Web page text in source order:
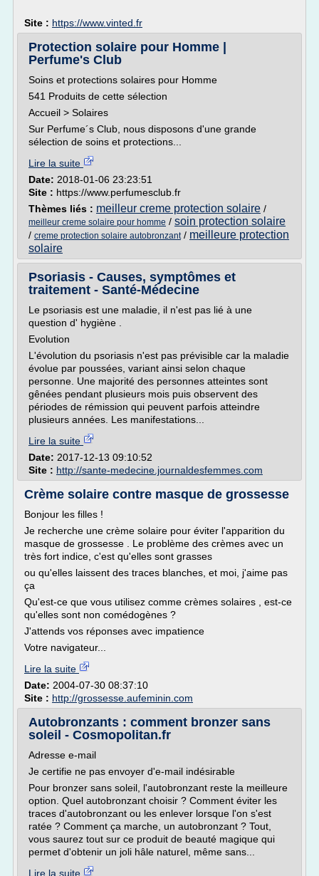
Site : https://www.vinted.fr
Protection solaire pour Homme |
Perfume's Club
Soins et protections solaires pour Homme
541 Produits de cette sélection
Accueil > Solaires
Sur Perfume´s Club, nous disposons d'une grande
sélection de soins et protections...
Lire la suite
Date: 2018-01-06 23:23:51
Site : https://www.perfumesclub.fr
Thèmes liés : meilleur creme protection solaire /
meilleur creme solaire pour homme / soin protection solaire
/ creme protection solaire autobronzant/ meilleure protection
solaire
Psoriasis - Causes, symptômes et
traitement - Santé-Médecine
Le psoriasis est une maladie, il n'est pas lié à une
question d' hygiène .
Evolution
L'évolution du psoriasis n'est pas prévisible car la maladie
évolue par poussées, variant ainsi selon chaque
personne. Une majorité des personnes atteintes sont
gênées pendant plusieurs mois puis observent des
périodes de rémission qui peuvent parfois atteindre
plusieurs années. Les manifestations...
Lire la suite
Date: 2017-12-13 09:10:52
Site : http://sante-medecine.journaldesfemmes.com
Crème solaire contre masque de grossesse
Bonjour les filles !
Je recherche une crème solaire pour éviter l'apparition du
masque de grossesse . Le problème des crèmes avec un
très fort indice, c'est qu'elles sont grasses
ou qu'elles laissent des traces blanches, et moi, j'aime pas
ça
Qu'est-ce que vous utilisez comme crèmes solaires , est-ce
qu'elles sont non comédogènes ?
J'attends vos réponses avec impatience
Votre navigateur...
Lire la suite
Date: 2004-07-30 08:37:10
Site : http://grossesse.aufeminin.com
Autobronzants : comment bronzer sans
soleil - Cosmopolitan.fr
Adresse e-mail
Je certifie ne pas envoyer d'e-mail indésirable
Pour bronzer sans soleil, l'autobronzant reste la meilleure
option. Quel autobronzant choisir ? Comment éviter les
traces d'autobronzant ou les enlever lorsque l'on s'est
ratée ? Comment ça marche, un autobronzant ? Tout,
vous saurez tout sur ce produit de beauté magique qui
permet d'obtenir un joli hâle naturel, même sans...
Lire la suite